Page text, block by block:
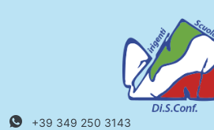
+39 349 250 3143